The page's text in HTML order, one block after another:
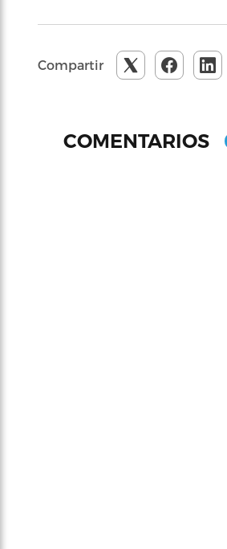
Compartir
COMENTARIOS